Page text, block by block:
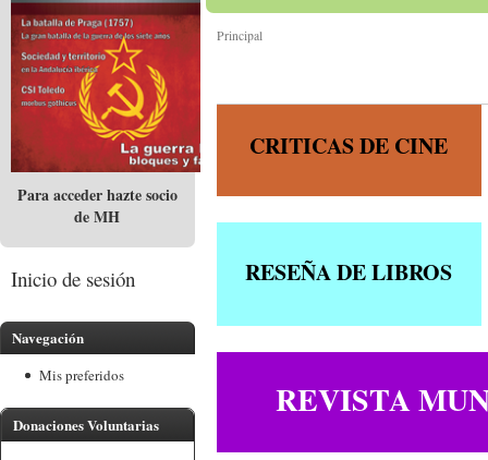
Para acceder hazte socio
de MH
Inicio de sesión
Navegación
Mis preferidos
Donaciones Voluntarias
Principal
CRITICAS DE CINE
RESEÑA DE LIBROS
REVISTA